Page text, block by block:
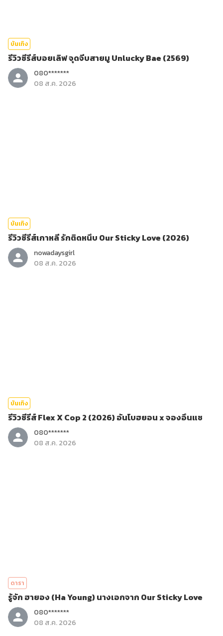
บันเทิง
รีวิวซีรีส์บอยเลิฟ จุดจีบสายมู Unlucky Bae (2569)
080*******
08 ส.ค. 2026
บันเทิง
รีวิวซีรีส์เกาหลี รักติดหนึบ Our Sticky Love (2026)
nowadaysgirl
08 ส.ค. 2026
บันเทิง
รีวิวซีรีส์ Flex X Cop 2 (2026) อันโบฮยอน x จองอึนแช
080*******
08 ส.ค. 2026
ดารา
รู้จัก ฮายอง (Ha Young) นางเอกจาก Our Sticky Love
080*******
08 ส.ค. 2026